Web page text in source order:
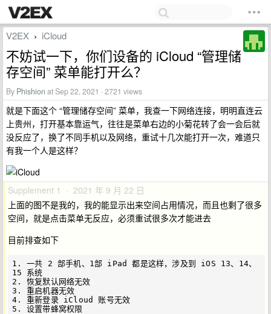
V2EX › iCloud
不妨试一下，你们设备的 iCloud “管理储
存空间” 菜单能打开么？
By Phishion at Sep 22, 2021 · 2721 views
就是下面这个 “管理储存空间” 菜单，我查一下网络连接，明明直连云
上贵州，打开基本靠运气，往往是菜单右边的小菊花转了会一会后就
没反应了，换了不同手机以及网络，重试十几次能打开一次，难道只
有我一个人是这样？
Supplement 1 · 2021 年 9 月 22 日
上面的图不是我的，我的能显示出来空间占用情况，而且也剩了很多
空间，就是点击菜单无反应，必须重试很多次才能进去
目前排查如下
1. 一共 2 部手机、1部 iPad 都是这样，涉及到 iOS 13、14、
15 系统
2. 恢复默认网络无效
3. 重启机器无效
4. 重新登录 iCloud 账号无效
5. 设置带蜂窝权限